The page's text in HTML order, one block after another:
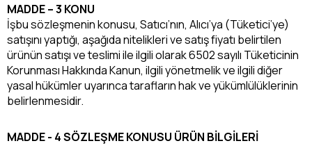
MADDE – 3 KONU
İşbu sözleşmenin konusu, Satıcı’nın, Alıcı’ya (Tüketici’ye)
satışını yaptığı, aşağıda nitelikleri ve satış fiyatı belirtilen
ürünün satışı ve teslimi ile ilgili olarak 6502 sayılı Tüketicinin
Korunması Hakkında Kanun, ilgili yönetmelik ve ilgili diğer
yasal hükümler uyarınca tarafların hak ve yükümlülüklerinin
belirlenmesidir.
MADDE - 4 SÖZLEŞME KONUSU ÜRÜN BİLGİLERİ